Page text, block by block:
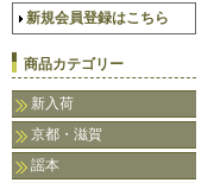
新規会員登録はこちら
商品カテゴリー
新入荷
京都・滋賀
謡本